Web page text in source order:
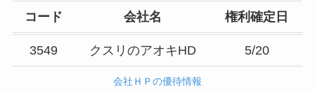
コード 会社名 権利確定日
3549 クスリのアオキHD 5/20
会社ＨＰの優待情報